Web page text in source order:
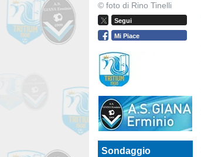
© foto di Rino Tinelli
Segui
Mi Piace
Sondaggio